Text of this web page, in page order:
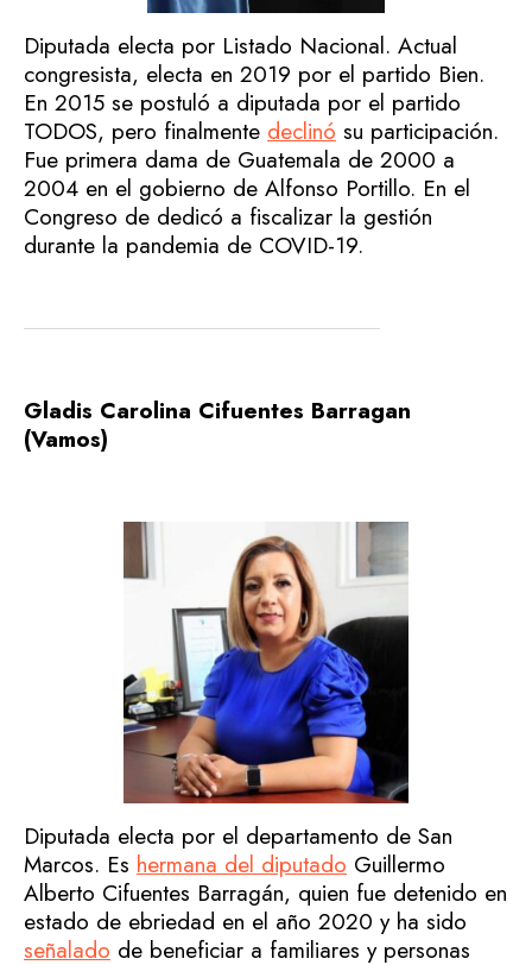
Diputada electa por Listado Nacional. Actual
congresista, electa en 2019 por el partido Bien.
En 2015 se postuló a diputada por el partido
TODOS, pero finalmente declinó su participación.
Fue primera dama de Guatemala de 2000 a
2004 en el gobierno de Alfonso Portillo. En el
Congreso de dedicó a fiscalizar la gestión
durante la pandemia de COVID-19.
Gladis Carolina Cifuentes Barragan
(Vamos)
Diputada electa por el departamento de San
Marcos. Es hermana del diputado Guillermo
Alberto Cifuentes Barragán, quien fue detenido en
estado de ebriedad en el año 2020 y ha sido
señalado de beneficiar a familiares y personas